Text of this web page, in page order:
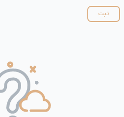
ثبت